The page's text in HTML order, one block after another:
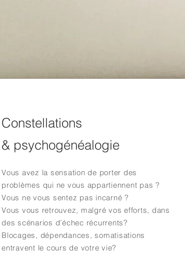
Constellations
& psychogénéalogie
Vous avez la sensation de porter des
problèmes qui ne vous appartiennent pas ?
Vous ne vous sentez pas incarné ?
Vous vous retrouvez, malgré vos efforts, dans
des scénarios d’échec récurrents?
Blocages, dépendances, somatisations
entravent le cours de votre vie?